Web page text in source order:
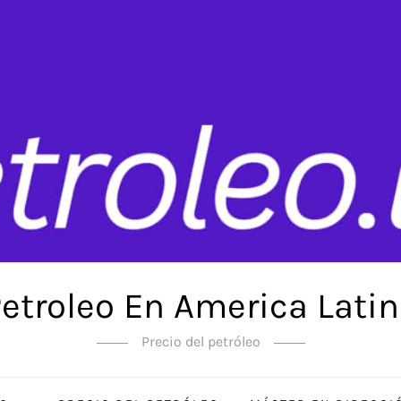
En America
Precio del petróleo